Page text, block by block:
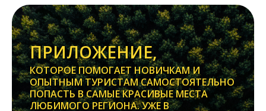
ПРИЛОЖЕНИЕ,
КОТОРОЕ ПОМОГАЕТ НОВИЧКАМ И
ОПЫТНЫМ ТУРИСТАМ САМОСТОЯТЕЛЬНО
ПОПАСТЬ В САМЫЕ КРАСИВЫЕ МЕСТА
ЛЮБИМОГО РЕГИОНА. УЖЕ В